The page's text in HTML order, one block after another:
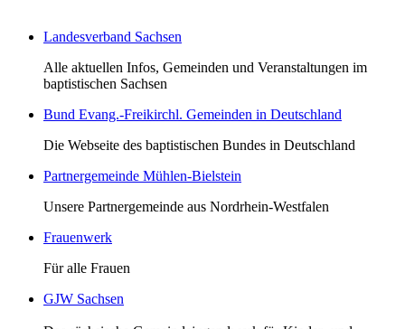
Landesverband Sachsen
Alle aktuellen Infos, Gemeinden und Veranstaltungen im
baptistischen Sachsen
Bund Evang.-Freikirchl. Gemeinden in Deutschland
Die Webseite des baptistischen Bundes in Deutschland
Partnergemeinde Mühlen-Bielstein
Unsere Partnergemeinde aus Nordrhein-Westfalen
Frauenwerk
Für alle Frauen
GJW Sachsen